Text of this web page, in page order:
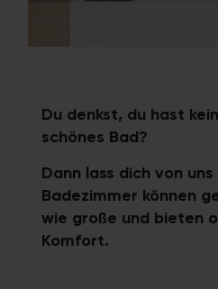
Du denkst, du hast
schönes Bad?
Dann lass dich von
Badezimmer können
wie große und bieten
Komfort.